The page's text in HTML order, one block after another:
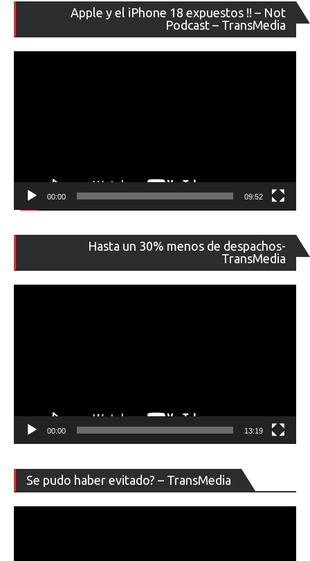
Apple y el iPhone 18 expuestos !! – Not
Podcast – TransMedia
de
00:00 09:52
Hasta un 30% menos de despachos-
TransMedia
de
00:00 13:19
Se pudo haber evitado? – TransMedia
de